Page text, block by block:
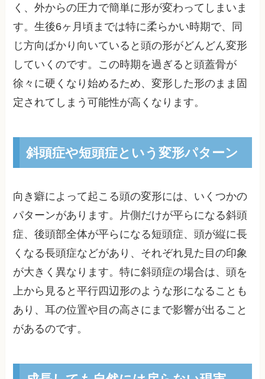
く、外からの圧力で簡単に形が変わってしまいま
す。生後6ヶ月頃までは特に柔らかい時期で、同
じ方向ばかり向いていると頭の形がどんどん変形
していくのです。この時期を過ぎると頭蓋骨が
徐々に硬くなり始めるため、変形した形のまま固
定されてしまう可能性が高くなります。
斜頭症や短頭症という変形パターン
向き癖によって起こる頭の変形には、いくつかの
パターンがあります。片側だけが平らになる斜頭
症、後頭部全体が平らになる短頭症、頭が縦に長
くなる長頭症などがあり、それぞれ見た目の印象
が大きく異なります。特に斜頭症の場合は、頭を
上から見ると平行四辺形のような形になることも
あり、耳の位置や目の高さにまで影響が出ること
があるのです。